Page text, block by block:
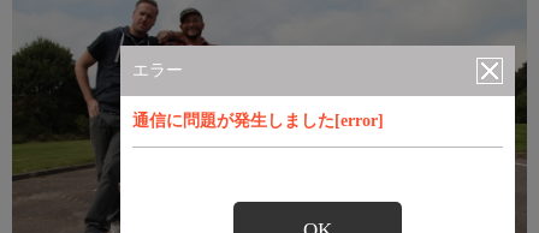
エラー
通信に問題が発生しました[error]